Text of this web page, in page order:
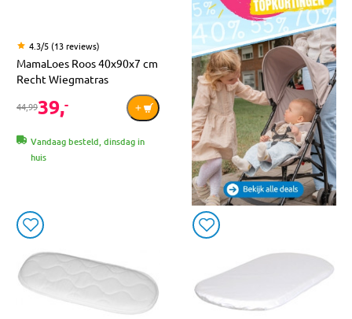
4.3/5 (13 reviews)
MamaLoes Roos 40x90x7 cm
Recht Wiegmatras
44,9939,-
Vandaag besteld, dinsdag in
huis